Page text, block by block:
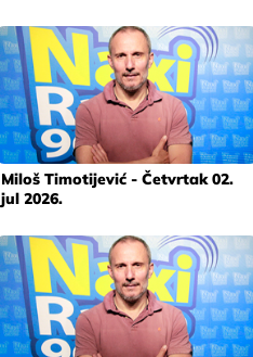
Miloš Timotijević - Četvrtak 02.
jul 2026.